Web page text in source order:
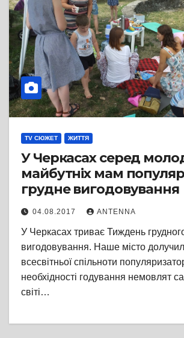
TV СЮЖЕТ ЖИТТЯ
У Черкасах серед
майбутніх мам
грудне вигодовування
04.08.2017 ANTENNA
У Черкасах триває Тиждень
вигодовування. Наше місто
всесвітньої спільноти
необхідності годування немовлят
світі…